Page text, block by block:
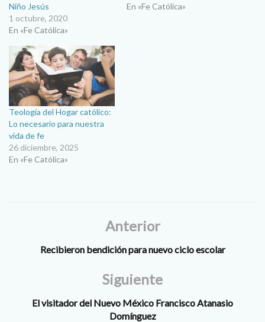
Niño Jesús
1 octubre, 2020
En «Fe Católica»
En «Fe Católica»
Teología del Hogar católico:
Lo necesario para nuestra
vida de fe
26 diciembre, 2025
En «Fe Católica»
Anterior
Recibieron bendición para nuevo ciclo escolar
Siguiente
El visitador del Nuevo México Francisco Atanasio
Domínguez